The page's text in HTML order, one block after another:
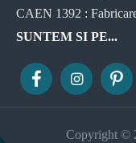
CAEN 1392 :
SUNTEM SI PE...
Copyright ©